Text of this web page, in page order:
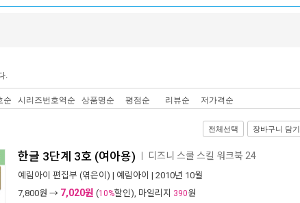
.
순 시리즈번호역순 상품명순 평점순 리뷰순 저가격순
전체선택 장바구니 담기
한글 3단계 3호 (여아용) 디즈니 스쿨 스킬 워크북 24
예림아이 편집부 (엮은이) | 예림아이 | 2010년 10월
7,800원 → 7,020원 (10%할인), 마일리지 390원